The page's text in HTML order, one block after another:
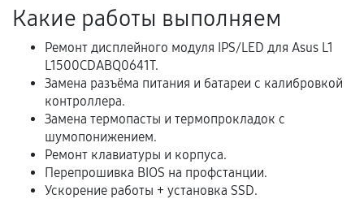
Расширенная гарантия
В некоторых случаях возможно оформление
расширенной гарантии. Стоимость, сроки и
условия продления согласовываются отдельно и
фиксируются в документах.
Какие работы выполняем
Ремонт дисплейного модуля IPS/LED для Asus L1
L1500CDABQ0641T.
Замена разъёма питания и батареи с калибровкой
контроллера.
Замена термопасты и термопрокладок с
шумопонижением.
Ремонт клавиатуры и корпуса.
Перепрошивка BIOS на профстанции.
Ускорение работы + установка SSD.